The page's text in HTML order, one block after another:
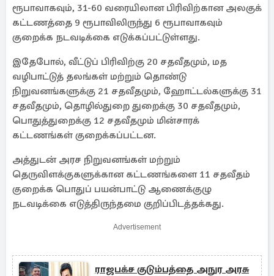
ரூபாவாகவும், 31-60 வரையிலான பிரிவிற்கான அலகுக்
கட்டணத்தை 9 ரூபாவிலிருந்து 6 ரூபாவாகவும்
குறைக்க நடவடிக்கை எடுக்கப்பட்டுள்ளது.
இதேபோல், வீட்டுப் பிரிவிற்கு 20 சதவீதமும், மத
வழிபாட்டுத் தலங்கள் மற்றும் தொண்டு
நிறுவனங்களுக்கு 21 சதவீதமும், ஹோட்டல்களுக்கு 31
சதவீதமும், தொழில்துறை துறைக்கு 30 சதவீதமும்,
பொதுத்துறைக்கு 12 சதவீதமும் மின்சாரக்
கட்டணங்கள் குறைக்கப்பட்டன.
அத்துடன் அரச நிறுவனங்கள் மற்றும்
தெருவிளக்குகளுக்கான கட்டணங்களை 11 சதவீதம்
குறைக்க பொதுப் பயன்பாட்டு ஆணைக்குழு
நடவடிக்கை எடுத்திருந்தமை குறிப்பிடத்தக்கது.
Advertisement
ராஜபக்ச குடும்பத்தை அநுர அரசு